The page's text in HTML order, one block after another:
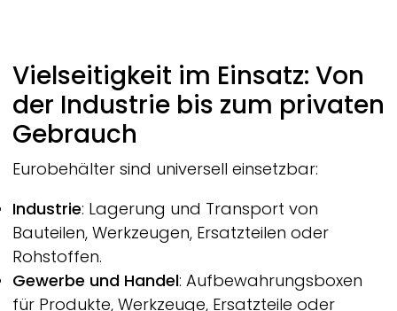
Vielseitigkeit im Einsatz: Von
der Industrie bis zum privaten
Gebrauch
Eurobehälter sind universell einsetzbar:
Industrie: Lagerung und Transport von
Bauteilen, Werkzeugen, Ersatzteilen oder
Rohstoffen.
Gewerbe und Handel: Aufbewahrungsboxen
für Produkte, Werkzeuge, Ersatzteile oder